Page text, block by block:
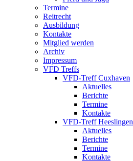
Termine
Reitrecht
Ausbildung
Kontakte
Mitglied werden
Archiv
Impressum
VFD Treffs
VFD-Treff Cuxhaven
Aktuelles
Berichte
Termine
Kontakte
VFD-Treff Heeslingen
Aktuelles
Berichte
Termine
Kontakte